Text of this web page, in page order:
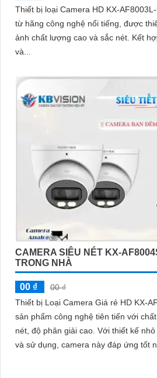
Thiết bị loại Camera HD KX-
từ hãng công nghệ nổi tiếng, được
ảnh chất lượng cao và sắc nét. Kết hợp công nghệ tiên tiến
và...
CAMERA SIÊU NÉT KX-
TRONG NHÀ
00 ₫
00 ₫
Thiết bị Loại Camera Giá rẻ HD KX-
sản phẩm công nghệ tiên tiến với
nét, độ phân giải cao. Với thiết kế nhỏ gọn, dễ dàng lắp đặt
và sử dụng, camera này đáp ứng tốt